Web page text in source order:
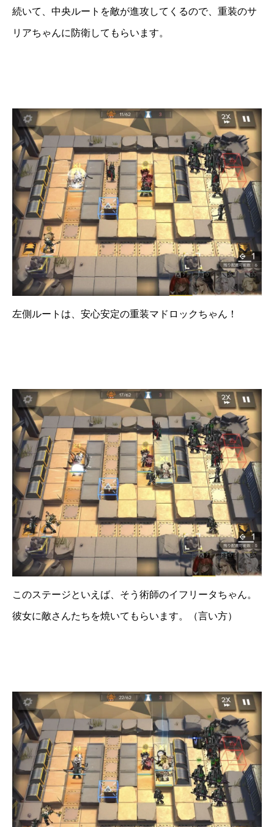
続いて、中央ルートを敵が進攻してくるので、重装のサ
リアちゃんに防衛してもらいます。
左側ルートは、安心安定の重装マドロックちゃん！
このステージといえば、そう術師のイフリータちゃん。
彼女に敵さんたちを焼いてもらいます。（言い方）